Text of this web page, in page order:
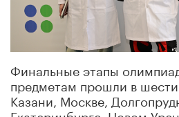
Финальные этапы
предметам прошли в
Казани, Москве,